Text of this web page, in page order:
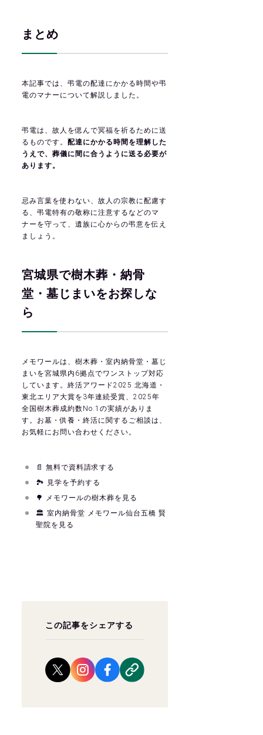
まとめ
本記事では、弔電の配達にかかる時間や弔
電のマナーについて解説しました。
弔電は、故人を偲んで冥福を祈るために送
るものです。 配達にかかる時間を理解した
うえで、葬儀に間に合うように送る必要が
あります。
忌み言葉を使わない、故人の宗教に配慮す
る、弔電特有の敬称に注意するなどのマ
ナーを守って、遺族に心からの弔意を伝え
ましょう。
宮城県で樹木葬・納骨
堂・墓じまいをお探しな
ら
メモワールは、樹木葬・室内納骨堂・墓じ
まいを宮城県内6拠点でワンストップ対応
しています。終活アワード2025 北海道・
東北エリア大賞を3年連続受賞、2025年
全国樹木葬成約数No.1の実績がありま
す。お墓・供養・終活に関するご相談は、
お気軽にお問い合わせください。
📄無料で資料請求する
🏞 見学を予約する
🌳
メモワールの樹木葬を見る
🏛室内納骨堂 メモワール仙台五橋 賢
聖院を見る
この記事をシェアする